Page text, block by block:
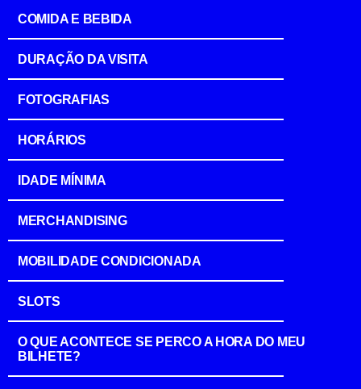
COMIDA E BEBIDA
DURAÇÃO DA VISITA
FOTOGRAFIAS
HORÁRIOS
IDADE MÍNIMA
MERCHANDISING
MOBILIDADE CONDICIONADA
SLOTS
O QUE ACONTECE SE PERCO A HORA DO MEU
BILHETE?